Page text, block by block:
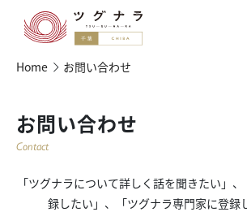
Home お問い合わせ
お問い合わせ
Contact
「ツグナラについて詳しく話を聞きたい」
録したい」、「ツグナラ専門家に登